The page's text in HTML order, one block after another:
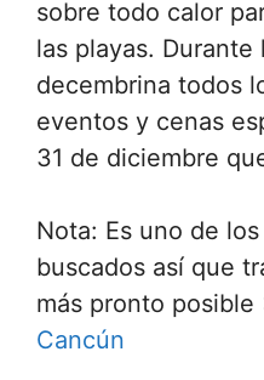
sobre todo calor
las playas. Durante
decembrina todos
eventos y cenas
31 de diciembre
Nota: Es uno de
buscados así que
más pronto posible
Cancún